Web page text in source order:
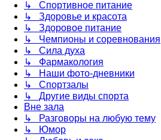
↳ Спортивное питание
↳ Здоровье и красота
↳ Здоровое питание
↳ Чемпионы и соревнования
↳ Сила духа
↳ Фармакология
↳ Наши фото-дневники
↳ Спортзалы
↳ Другие виды спорта
Вне зала
↳ Разговоры на любую тему
↳ Юмор